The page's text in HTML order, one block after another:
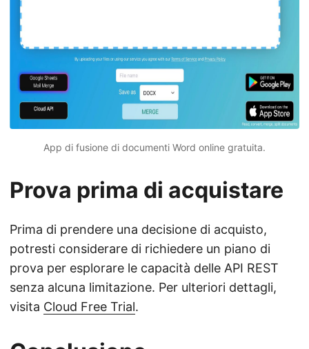
App di fusione di documenti Word online gratuita.
Prova prima di acquistare
Prima di prendere una decisione di acquisto,
potresti considerare di richiedere un piano di
prova per esplorare le capacità delle API REST
senza alcuna limitazione. Per ulteriori dettagli,
visita Cloud Free Trial.